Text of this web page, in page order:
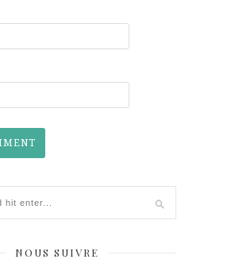
NOUS SUIVRE